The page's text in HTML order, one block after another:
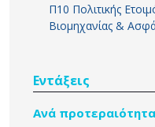
Π10 Πολιτικής
Βιομηχανίας &
Εντάξεις
Ανά